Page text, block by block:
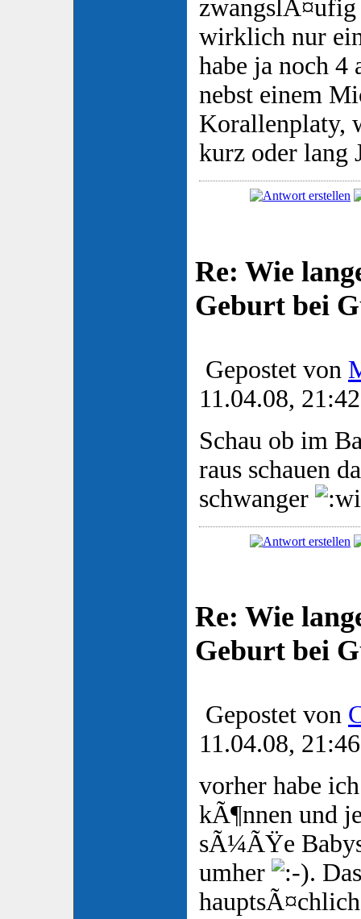
wirklich nur
habe ja noch 4
nebst einem
Korallenplaty,
kurz oder lang
Re: Wie
Geburt bei
Gepostet von
11.04.08, 21:42
Schau ob im
raus schauen
schwanger
Re: Wie
Geburt bei
Gepostet von
11.04.08, 21:46
vorher habe
kÃ¶nnen und
sÃ¼ÃŸe
umher
.